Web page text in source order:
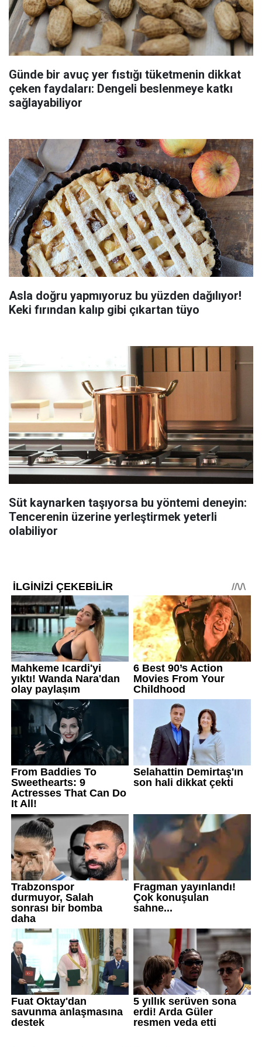
Günde bir avuç yer fıstığı tüketmenin dikkat
çeken faydaları: Dengeli beslenmeye katkı
sağlayabiliyor
Asla doğru yapmıyoruz bu yüzden dağılıyor!
Keki fırından kalıp gibi çıkartan tüyo
Süt kaynarken taşıyorsa bu yöntemi deneyin:
Tencerenin üzerine yerleştirmek yeterli
olabiliyor